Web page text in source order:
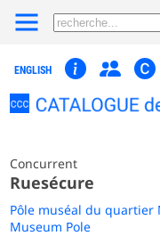
ENGLISH
Concurrent
Ruesécure
Pôle muséal du
Museum Pole